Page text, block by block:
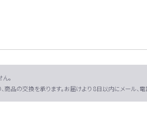
。
の交換を承ります。お届けより 8日以内にメール、電